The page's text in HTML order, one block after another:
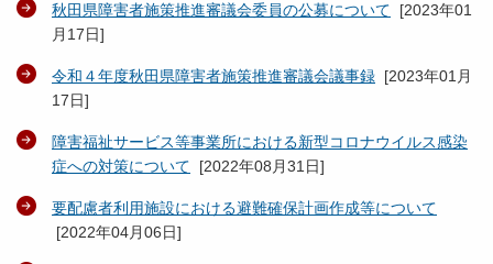
秋田県障害者施策推進審議会委員の公募について [2023年01
月17日]
令和４年度秋田県障害者施策推進審議会議事録 [2023年01月
17日]
障害福祉サービス等事業所における新型コロナウイルス感染
症への対策について [2022年08月31日]
要配慮者利用施設における避難確保計画作成等について
[2022年04月06日]